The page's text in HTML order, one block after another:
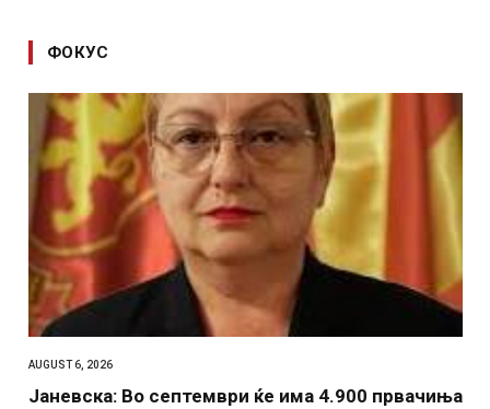
ФОКУС
AUGUST 6, 2026
Јаневска: Во септември ќе има 4.900 првачиња